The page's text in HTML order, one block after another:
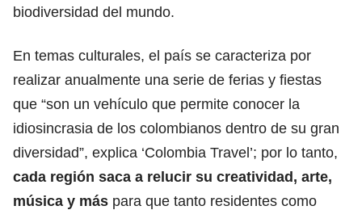
biodiversidad del mundo.
En temas culturales, el país se caracteriza por
realizar anualmente una serie de ferias y fiestas
que “son un vehículo que permite conocer la
idiosincrasia de los colombianos dentro de su gran
diversidad”, explica ‘Colombia Travel’; por lo tanto,
cada región saca a relucir su creatividad, arte,
música y más para que tanto residentes como